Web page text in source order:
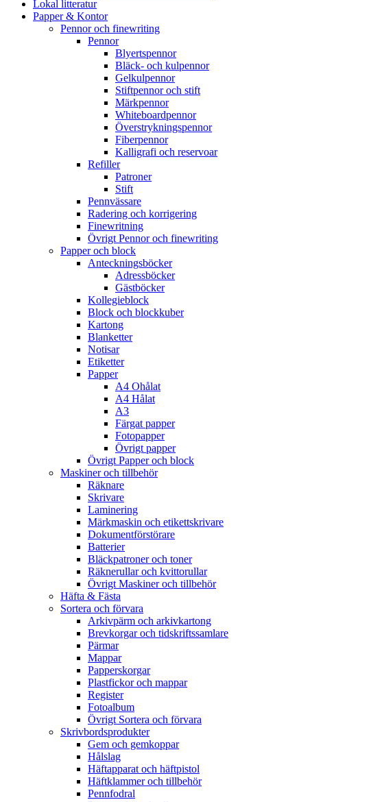
Lokal litteratur
Papper & Kontor
Pennor och finewriting
Pennor
Blyertspennor
Bläck- och kulpennor
Gelkulpennor
Stiftpennor och stift
Märkpennor
Whiteboardpennor
Överstrykningspennor
Fiberpennor
Kalligrafi och reservoar
Refiller
Patroner
Stift
Pennvässare
Radering och korrigering
Finewritning
Övrigt Pennor och finewriting
Papper och block
Anteckningsböcker
Adressböcker
Gästböcker
Kollegieblock
Block och blockkuber
Kartong
Blanketter
Notisar
Etiketter
Papper
A4 Ohålat
A4 Hålat
A3
Färgat papper
Fotopapper
Övrigt papper
Övrigt Papper och block
Maskiner och tillbehör
Räknare
Skrivare
Laminering
Märkmaskin och etikettskrivare
Dokumentförstörare
Batterier
Bläckpatroner och toner
Räknerullar och kvittorullar
Övrigt Maskiner och tillbehör
Häfta & Fästa
Sortera och förvara
Arkivpärm och arkivkartong
Brevkorgar och tidskriftssamlare
Pärmar
Mappar
Papperskorgar
Plastfickor och mappar
Register
Fotoalbum
Övrigt Sortera och förvara
Skrivbordsprodukter
Gem och gemkoppar
Hålslag
Häftapparat och häftpistol
Häftklammer och tillbehör
Pennfodral